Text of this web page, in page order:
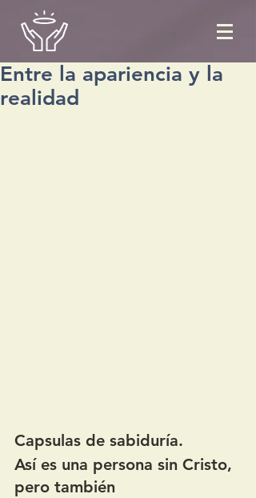
Entre la apariencia y la
realidad
Capsulas de sabiduría.
Así es una persona sin Cristo,
pero también